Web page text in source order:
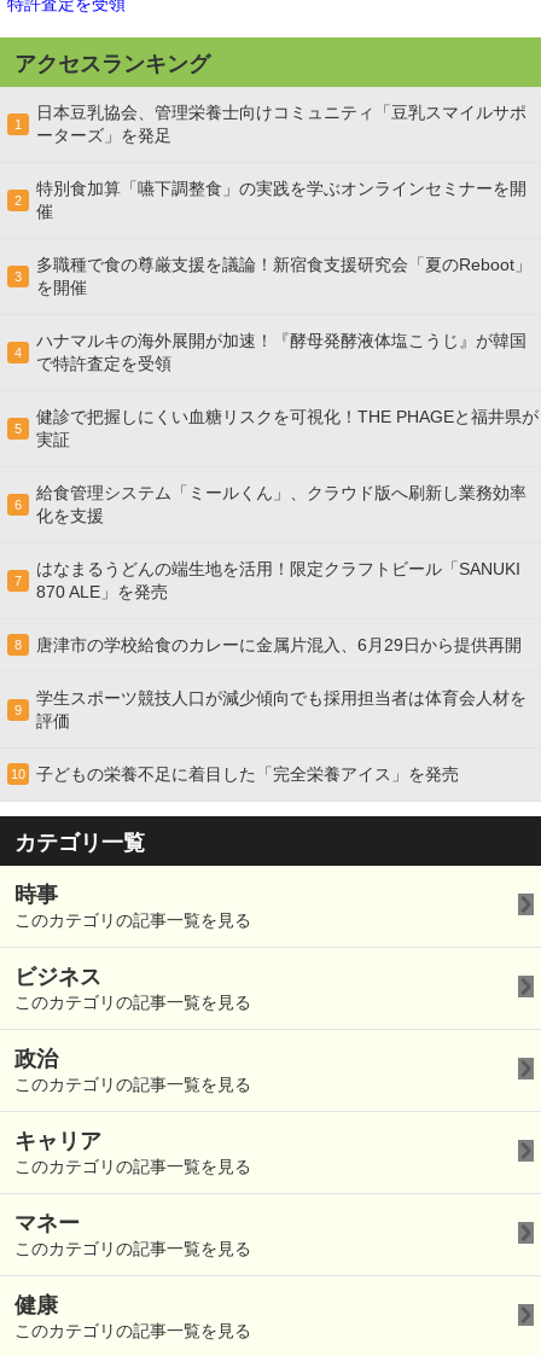
アクセスランキング
1
日本豆乳協会、管理栄養士向けコミュニティ「豆乳スマイルサポ
ーターズ」を発足
2
特別食加算「嚥下調整食」の実践を学ぶオンラインセミナーを開
催
3
多職種で食の尊厳支援を議論！新宿食支援研究会「夏のReboot」
を開催
4
ハナマルキの海外展開が加速！『酵母発酵液体塩こうじ』が韓国
で特許査定を受領
5
健診で把握しにくい血糖リスクを可視化！THE PHAGEと福井県が
実証
6
給食管理システム「ミールくん」、クラウド版へ刷新し業務効率
化を支援
7
はなまるうどんの端生地を活用！限定クラフトビール「SANUKI
870 ALE」を発売
8 唐津市の学校給食のカレーに金属片混入、6月29日から提供再開
9
学生スポーツ競技人口が減少傾向でも採用担当者は体育会人材を
評価
10 子どもの栄養不足に着目した「完全栄養アイス」を発売
カテゴリ一覧
時事
このカテゴリの記事一覧を見る
ビジネス
このカテゴリの記事一覧を見る
政治
このカテゴリの記事一覧を見る
キャリア
このカテゴリの記事一覧を見る
マネー
このカテゴリの記事一覧を見る
健康
このカテゴリの記事一覧を見る